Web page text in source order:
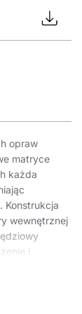
opraw
matryce
każda
Konstrukcja
wewnętrznej
i
śrubami.